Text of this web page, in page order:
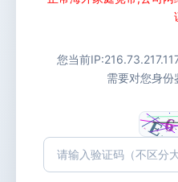
您当前IP:
需要对您身份